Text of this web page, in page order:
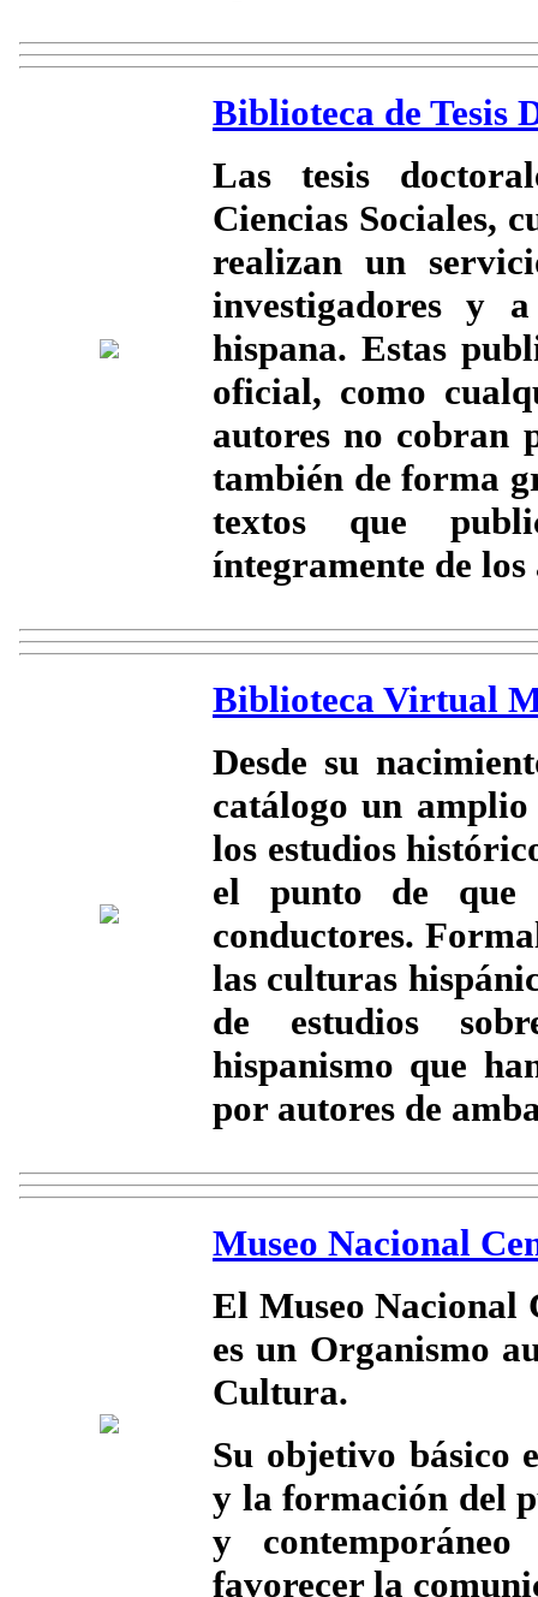
Biblioteca de Tesis
Las tesis
Ciencias Sociales,
realizan un
investigadores y
hispana. Estas
oficial, como
autores no cobran
también de forma
textos que
íntegramente de los
Biblioteca Virtual
Desde su
catálogo un
los estudios
el punto de que
conductores.
las culturas
de estudios
hispanismo que
por autores de
Museo Nacional
El Museo Nacional
es un Organismo
Cultura.
Su objetivo básico
y la formación del
y
favorecer la